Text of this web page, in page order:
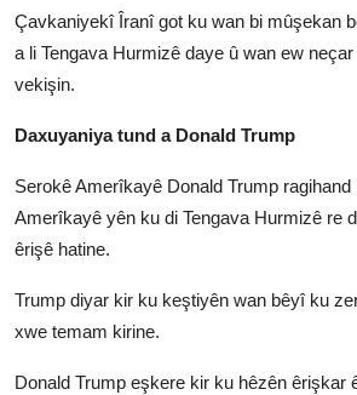
Çavkaniyekî Îranî got ku wan bi mûşekan
a li Tengava Hurmizê daye û wan ew
vekişin.
Daxuyaniya tund a Donald Trump
Serokê Amerîkayê Donald Trump
Amerîkayê yên ku di Tengava Hurmizê re
êrişê hatine.
Trump diyar kir ku keştiyên wan bêyî ku
xwe temam kirine.
Donald Trump eşkere kir ku hêzên êrişkar